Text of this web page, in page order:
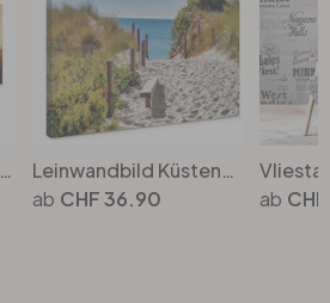
Leinwandbild Sunset at the Beach
Leinwandbild Küstenblick
CHF 36.90